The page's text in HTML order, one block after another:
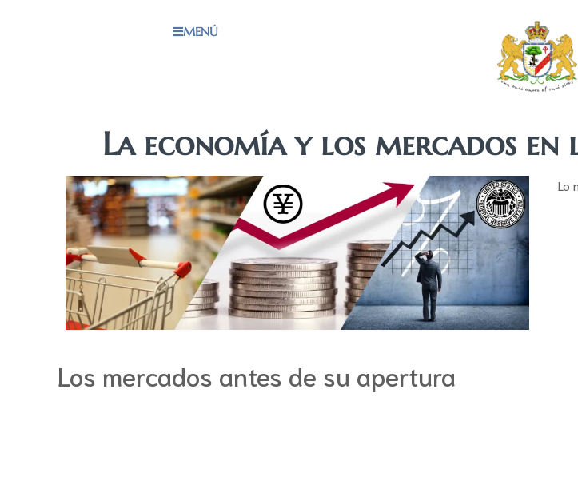
MENÚ
La economía y los mercados
Lo
Los mercados antes de su apertura